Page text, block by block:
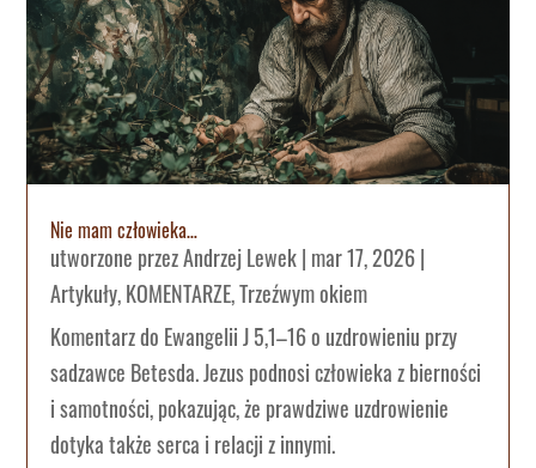
Nie mam człowieka…
utworzone przezAndrzej Lewek| mar 17, 2026|
Artykuły,KOMENTARZE,Trzeźwym okiem
Komentarz do Ewangelii J 5,1–16 o uzdrowieniu przy
sadzawce Betesda. Jezus podnosi człowieka z bierności
i samotności, pokazując, że prawdziwe uzdrowienie
dotyka także serca i relacji z innymi.